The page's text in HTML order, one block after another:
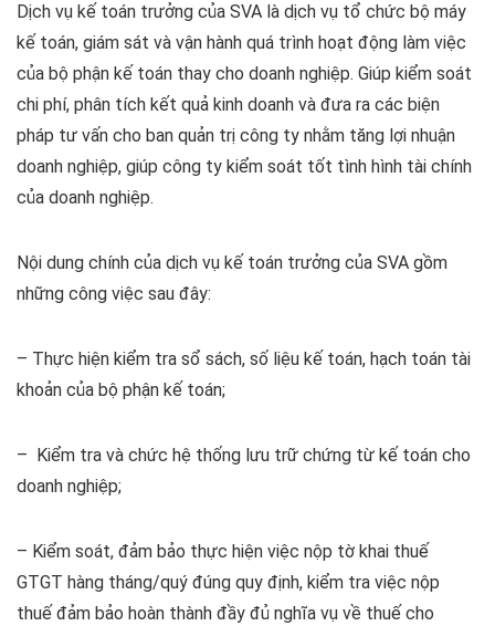
Dịch vụ kế toán trưởng của SVA là dịch vụ tổ chức bộ máy
kế toán, giám sát và vận hành quá trình hoạt động làm việc
của bộ phận kế toán thay cho doanh nghiệp. Giúp kiểm soát
chi phí, phân tích kết quả kinh doanh và đưa ra các biện
pháp tư vấn cho ban quản trị công ty nhằm tăng lợi nhuận
doanh nghiệp, giúp công ty kiểm soát tốt tình hình tài chính
của doanh nghiệp.
Nội dung chính của dịch vụ kế toán trưởng của SVA gồm
những công việc sau đây:
– Thực hiện kiểm tra sổ sách, số liệu kế toán, hạch toán tài
khoản của bộ phận kế toán;
– Kiểm tra và chức hệ thống lưu trữ chứng từ kế toán cho
doanh nghiệp;
– Kiểm soát, đảm bảo thực hiện việc nộp tờ khai thuế
GTGT hàng tháng/quý đúng quy định, kiểm tra việc nộp
thuế đảm bảo hoàn thành đầy đủ nghĩa vụ về thuế cho